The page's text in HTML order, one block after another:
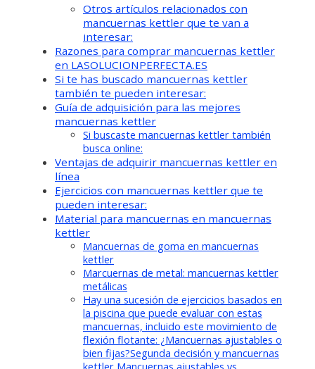
Otros artículos relacionados con
mancuernas kettler que te van a
interesar:
Razones para comprar mancuernas kettler
en LASOLUCIONPERFECTA.ES
Si te has buscado mancuernas kettler
también te pueden interesar:
Guía de adquisición para las mejores
mancuernas kettler
Si buscaste mancuernas kettler también
busca online:
Ventajas de adquirir mancuernas kettler en
línea
Ejercicios con mancuernas kettler que te
pueden interesar:
Material para mancuernas en mancuernas
kettler
Mancuernas de goma en mancuernas
kettler
Marcuernas de metal: mancuernas kettler
metálicas
Hay una sucesión de ejercicios basados ​​en
la piscina que puede evaluar con estas
mancuernas, incluido este movimiento de
flexión flotante: ¿Mancuernas ajustables o
bien fijas?Segunda decisión y mancuernas